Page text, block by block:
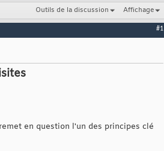
Outils de la discussion Affichage
#1
en question l'un des principes clé